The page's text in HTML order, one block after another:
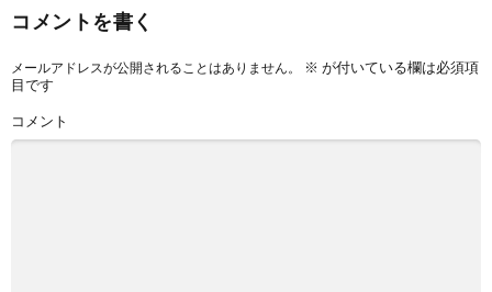
コメントを書く
メールアドレスが公開されることはありません。 ※ が付いている欄は必須項
目です
コメント